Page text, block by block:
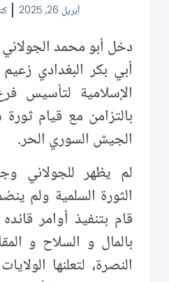
أبريل 26, 2025
‏دخل أبو محمد
أبي بكر البغدادي
الإسلامية لتأسيس
بالتزامن مع قيام
الجيش السوري الحر.
لم يظهر للجولاني
الثورة السلمية ولم
قام بتنفيذ أوامر
بالمال و السلاح و
النصرة، لتعلنها